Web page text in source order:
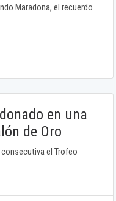
Maradona, el recuerdo
en una
de Oro
el Trofeo